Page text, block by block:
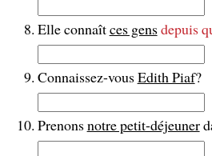
Elle connaîtces gensdepuis
Connaissez-vousEdith Piaf?
Prenonsnotre petit-déjeuner